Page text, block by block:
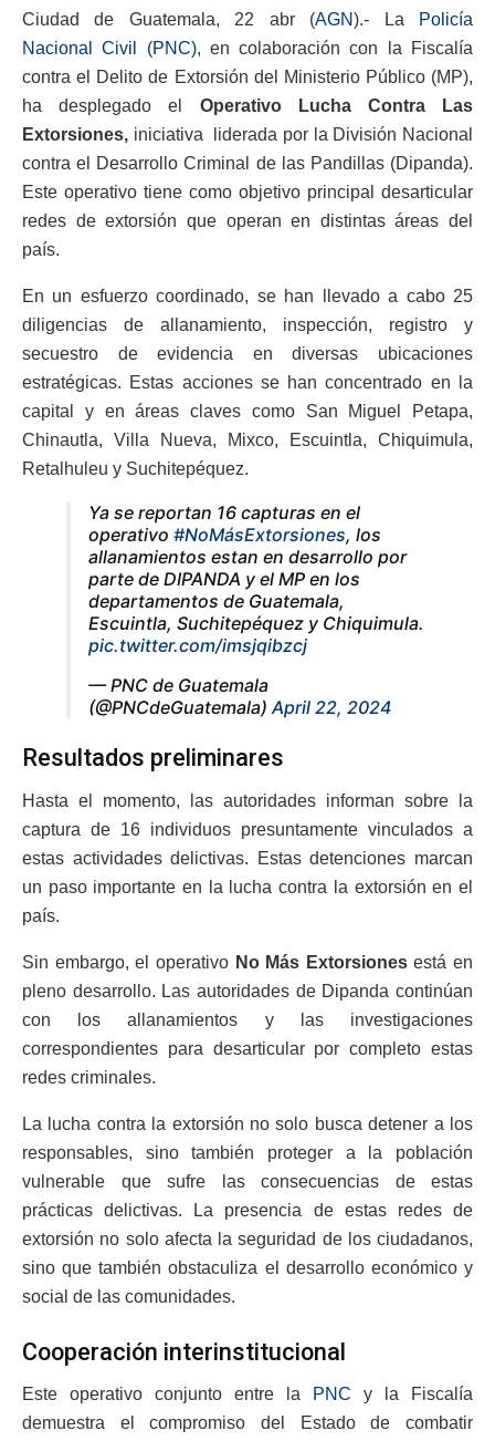
Ciudad de Guatemala, 22 abr (AGN).- La
Policía
Nacional Civil (PNC), en colaboración con la Fiscalía
contra el Delito de Extorsión del Ministerio Público (MP),
ha desplegado el Operativo Lucha Contra Las
Extorsiones, iniciativa liderada por la División Nacional
contra el Desarrollo Criminal de las Pandillas (Dipanda).
Este operativo tiene como objetivo principal desarticular
redes de extorsión que operan en distintas áreas del
país.
En un esfuerzo coordinado, se han llevado a cabo 25
diligencias de allanamiento, inspección, registro y
secuestro de evidencia en diversas ubicaciones
estratégicas. Estas acciones se han concentrado en la
capital y en áreas claves como San Miguel Petapa,
Chinautla, Villa Nueva, Mixco, Escuintla, Chiquimula,
Retalhuleu y Suchitepéquez.
Ya se reportan 16 capturas en el
operativo #NoMásExtorsiones, los
allanamientos estan en desarrollo por
parte de DIPANDA y el MP en los
departamentos de Guatemala,
Escuintla, Suchitepéquez y Chiquimula.
pic.twitter.com/imsjqibzcj
— PNC de Guatemala
(@PNCdeGuatemala) April 22, 2024
Resultados preliminares
Hasta el momento, las autoridades informan sobre la
captura de 16 individuos presuntamente vinculados a
estas actividades delictivas. Estas detenciones marcan
un paso importante en la lucha contra la extorsión en el
país.
Sin embargo, el operativo No Más Extorsionesestá en
pleno desarrollo. Las autoridades de Dipanda continúan
con los allanamientos y las investigaciones
correspondientes para desarticular por completo estas
redes criminales.
La lucha contra la extorsión no solo busca detener a los
responsables, sino también proteger a la población
vulnerable que sufre las consecuencias de estas
prácticas delictivas. La presencia de estas redes de
extorsión no solo afecta la seguridad de los ciudadanos,
sino que también obstaculiza el desarrollo económico y
social de las comunidades.
Cooperación interinstitucional
Este operativo conjunto entre la PNC y la Fiscalía
demuestra el compromiso del Estado de combatir